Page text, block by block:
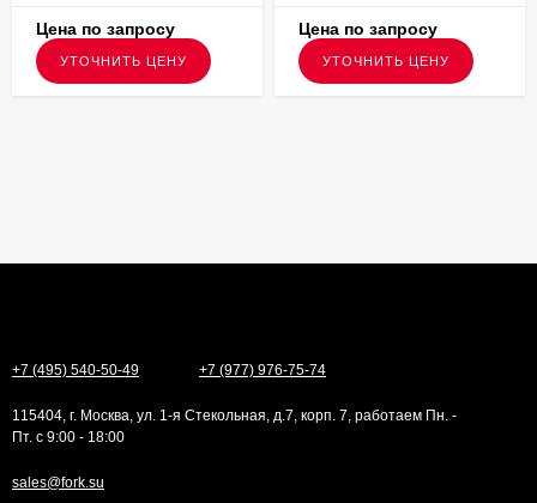
Цена по запросу
УТОЧНИТЬ ЦЕНУ
погрузчиков
Цена по запросу
УТОЧНИТЬ ЦЕНУ
+7 (495) 540-50-49 +7 (977) 976-75-74
115404, г. Москва, ул. 1-я Стекольная, д.7, корп. 7, работаем Пн. -
Пт. с 9:00 - 18:00
sales@fork.su